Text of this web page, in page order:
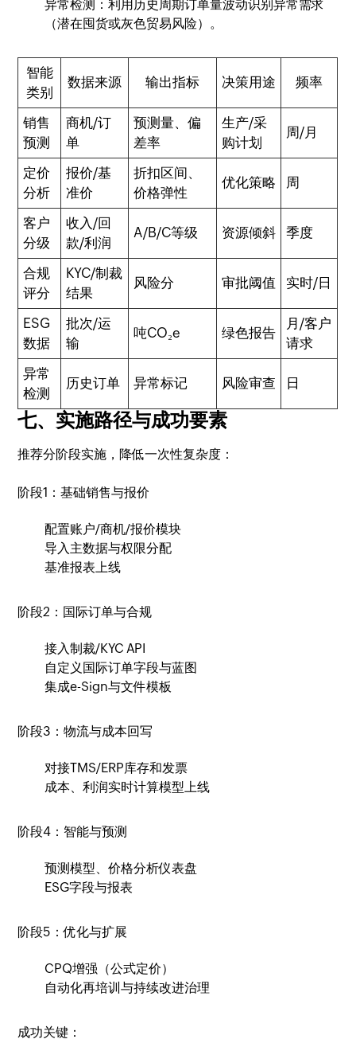
异常检测：利用历史周期订单量波动识别异常需求
（潜在囤货或灰色贸易风险）。
智能
类别
数据来源 输出指标 决策用途 频率
销售
预测
商机/订
单
预测量、偏
差率
生产/采
购计划
周/月
定价
分析
报价/基
准价
折扣区间、
价格弹性
优化策略 周
客户
分级
收入/回
款/利润
A/B/C等级 资源倾斜 季度
合规
评分
KYC/制裁
结果
风险分 审批阈值 实时/日
ESG
数据
批次/运
输
吨CO₂e 绿色报告
月/客户
请求
异常
检测
历史订单 异常标记 风险审查 日
七、实施路径与成功要素
推荐分阶段实施，降低一次性复杂度：
阶段1：基础销售与报价
配置账户/商机/报价模块
导入主数据与权限分配
基准报表上线
阶段2：国际订单与合规
接入制裁/KYC API
自定义国际订单字段与蓝图
集成e-Sign与文件模板
阶段3：物流与成本回写
对接TMS/ERP库存和发票
成本、利润实时计算模型上线
阶段4：智能与预测
预测模型、价格分析仪表盘
ESG字段与报表
阶段5：优化与扩展
CPQ增强（公式定价）
自动化再培训与持续改进治理
成功关键：